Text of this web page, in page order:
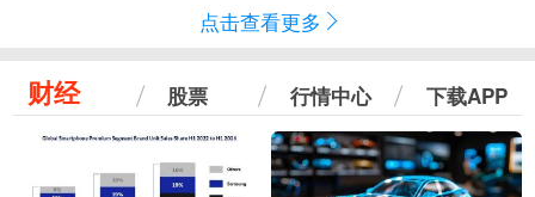
点击查看更多
财经 股票 行情中心 下载APP